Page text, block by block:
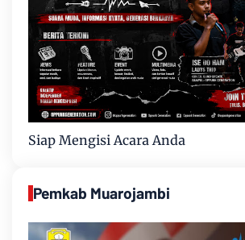
Siap Mengisi Acara Anda
Pemkab Muarojambi